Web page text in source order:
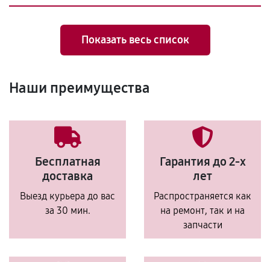
Показать весь список
Наши преимущества
Бесплатная
доставка
Выезд курьера до вас
за 30 мин.
Гарантия до 2-х
лет
Распространяется как
на ремонт, так и на
запчасти